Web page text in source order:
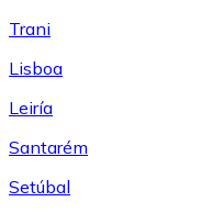
Trani
Lisboa
Leiría
Santarém
Setúbal